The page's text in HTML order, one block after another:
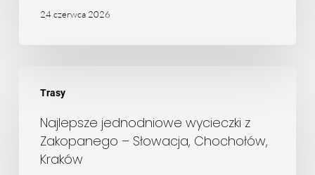
24 czerwca 2026
Trasy
jednodniowe
wycieczki
Zakopanego
Najlepsze jednodniowe wycieczki z
Zakopanego – Słowacja, Chochołów,
Kraków